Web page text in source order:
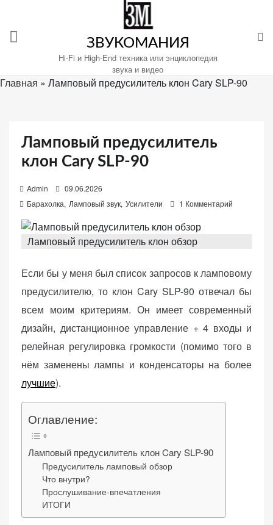
содержимому
ЗВУКОМАНИЯ
Hi-Fi и High-End техника или энциклопедия
звука и видео
Главная » Ламповый предусилитель клон Cary SLP-90
Ламповый предусилитель
клон Cary SLP-90
Admin
o
t
e
o
n
09.06.2026
Барахолка, Ламповый звук, Усилители 1 Комментарий
Ламповый предусилитель клон обзор
Если бы у меня был список запросов к ламповому
предусилителю, то клон Cary SLP-90 отвечал бы
всем моим критериям. Он имеет современный
дизайн, дистанционное управление + 4 входы и
релейная регулировка громкости (помимо того в
нём заменены лампы и конденсаторы на более
лучшие).
Оглавление:
Ламповый предусилитель клон Cary SLP-90
Предусилитель ламповый обзор
Что внутри?
Прослушивание-впечатления
ИТОГИ
«Принять
все»
cookie»
для
Звукомания.
Обязательные
(технические)
Необходимы для
работы сайта.
Сохраняют
настройки,
корзину,
авторизацию. Они